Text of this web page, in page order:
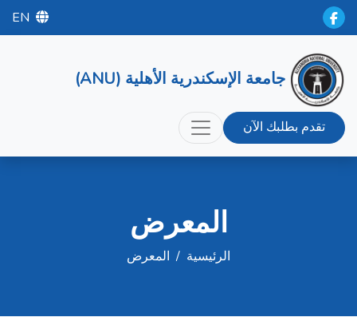
EN
جامعة الإسكندرية الأهلية (ANU)
تقدم بطلبك الآن
المعرض
الرئيسية / المعرض